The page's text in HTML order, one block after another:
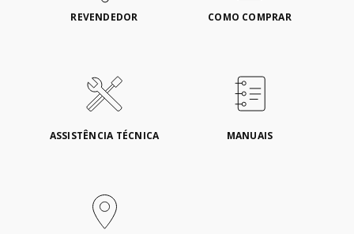
REVENDEDOR COMO COMPRAR
ASSISTÊNCIA TÉCNICA MANUAIS